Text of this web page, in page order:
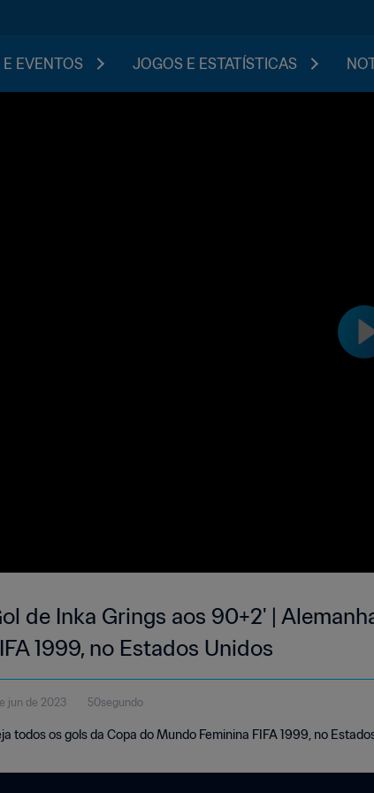
EVENTOS JOGOS E ESTATÍSTICAS
de Inka Grings aos 90+2' |
1999, no Estados Unidos
jun de 2023 50segundo
todos os gols da Copa do Mundo Feminina FIFA 1999, no